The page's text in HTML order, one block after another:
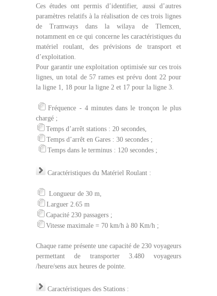
Ces études ont permis d’identifier, aussi d’autres
paramètres relatifs à la réalisation de ces trois lignes
de Tramways dans la wilaya de Tlemcen,
notamment en ce qui concerne les caractéristiques du
matériel roulant, des prévisions de transport et
d’exploitation.
Pour garantir une exploitation optimisée sur ces trois
lignes, un total de 57 rames est prévu dont 22 pour
la ligne 1, 18 pour la ligne 2 et 17 pour la ligne 3.
Fréquence - 4 minutes dans le tronçon le plus
chargé ;
Temps d’arrêt stations : 20 secondes,
Temps d’arrêt en Gares : 30 secondes ;
Temps dans le terminus : 120 secondes ;
Caractéristiques du Matériel Roulant :
Longueur de 30 m,
Larguer 2.65 m
Capacité 230 passagers ;
Vitesse maximale = 70 km/h à 80 Km/h ;
Chaque rame présente une capacité de 230 voyageurs
permettant de transporter 3.480 voyageurs
/heure/sens aux heures de pointe.
Caractéristiques des Stations :